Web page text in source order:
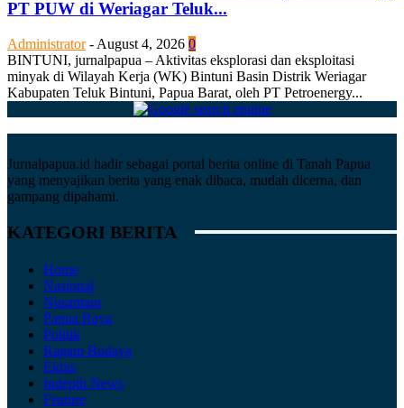
PT PUW di Weriagar Teluk...
Administrator - August 4, 2026 0
BINTUNI, jurnalpapua – Aktivitas eksplorasi dan eksploitasi
minyak di Wilayah Kerja (WK) Bintuni Basin Distrik Weriagar
Kabupaten Teluk Bintuni, Papua Barat, oleh PT Petroenergy...
Jurnalpapua.id hadir sebagai portal berita online di Tanah Papua
yang menyajikan berita yang enak dibaca, mudah dicerna, dan
gampang dipahami.
KATEGORI BERITA
Home
Nasional
Nusantara
Papua Raya
Politik
Ragam Budaya
Ekbis
Indepth News
Feature